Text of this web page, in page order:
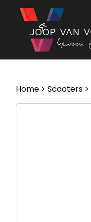
Ga naar de inhoud
Home > Scooters >